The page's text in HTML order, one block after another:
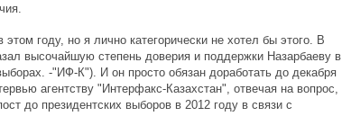
году, но я лично категорически не хотел бы этого. В
высочайшую степень доверия и поддержки Назарбаеву в
-"ИФ-К"). И он просто обязан доработать до декабря
агентству "Интерфакс-Казахстан", отвечая на вопрос,
до президентских выборов в 2012 году в связи с